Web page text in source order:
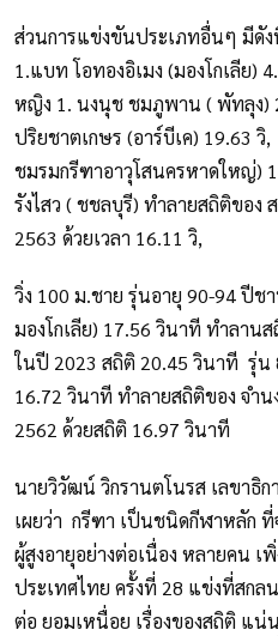
ส่วนการแข่งขันประเภทอื่นๆ มีดั
1.แบท โอทองอิเมง (มองโกเลีย)
หญิง 1. นงนุช ชมภูพาน ( พัทลุง)
ปริยชาตเกษร (อาร์บีเค) 19.63
ชมรมกรีฑาอาวุโสนครหาดใหญ่)
รังไสว ( ชชลบุรี) ทำลายสถิติของ
2563 ด้วยเวลา 16.11 วิ,
วิ่ง 100 ม.ชาย รุ่นอายุ 90-94 ปีช
มองโกเลีย) 17.56 วินาที ทำลา
ในปี 2023 สถิติ 20.45 วินาที รุ่น
16.72 วินาที ทำลายสถิติของ จำ
2562 ด้วยสถิติ 16.97 วินาที
นายวิวัฒน์ วิกรานตโนรส เลขาธิ
เผยว่า กรีฑา เป็นชนิดกีฬาหลัก
ผู้สูงอายุอย่างต่อเนื่อง หลายคน เ
ประเทศไทย ครั้งที่ 28 แข่งที่สก
ต่อ ยอมเหนื่อย เรื่องของสถิติ แน่